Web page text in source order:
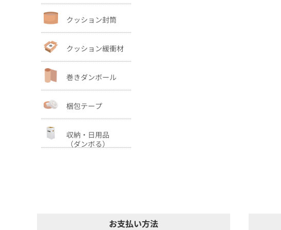
クッション封筒
クッション緩衝材
巻きダンボール
梱包テープ
収納・日用品
（ダンボる）
お支払い方法